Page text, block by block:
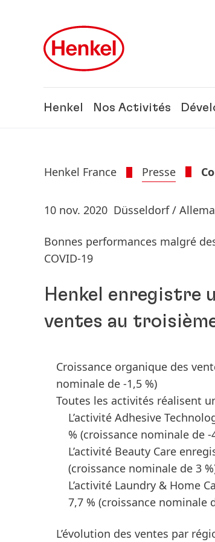
Henkel Nos Activités
Henkel France Presse
10 nov. 2020 Düsseldorf /
Bonnes performances malgré
COVID-19
Henkel enregistre
ventes au
Croissance organique des
nominale de -1,5 %)
Toutes les activités réalisent
L’activité Adhesive
% (croissance nominale de -
L’activité Beauty Care
(croissance nominale de 3
L’activité Laundry & Home
7,7 % (croissance nominale
L’évolution des ventes par